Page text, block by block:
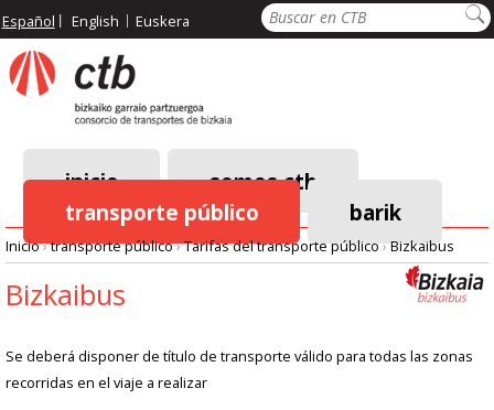
Pasar
al
contenido
principal
Buscar
Español English Euskera
Menú
principal
inicio
somos ctb
transporte público
barik
Ruta
navegación
Inicio›transporte público›Tarifas del transporte público›Bizkaibus
Bizkaibus
Se deberá disponer de título de transporte válido para todas las zonas
recorridas en el viaje a realizar